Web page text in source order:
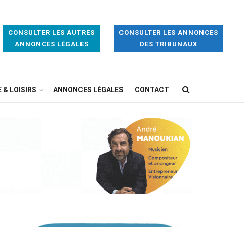
CONSULTER LES AUTRES
ANNONCES LÉGALES
CONSULTER LES ANNONCES
DES TRIBUNAUX
& LOISIRS ANNONCES LÉGALES CONTACT